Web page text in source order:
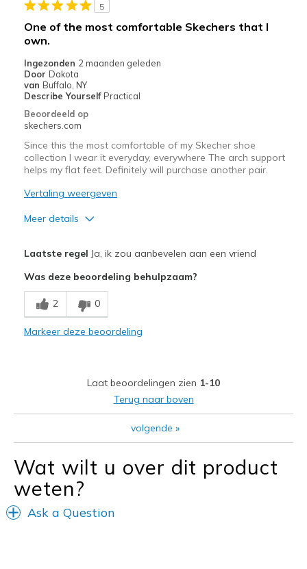
Casual Wear
Going Out
Width
Feels true to width
Sizing
5
One of the most comfortable Skechers that I
own.
Ingezonden 2 maanden geleden
Door Dakota
van Buffalo, NY
Describe Yourself Practical
Beoordeeld op
skechers.com
Since this the most comfortable of my Skecher shoe
collection I wear it everyday, everywhere The arch support
helps my flat feet. Definitely will purchase another pair.
Vertaling weergeven
Meer details
Breathe Well
Comfortable
Casual Wear
Going Out
Special Occasions
Laatste regel Ja, ik zou aanbevelen aan een vriend
Was deze beoordeling behulpzaam?
2 0
Markeer deze beoordeling
Laat beoordelingen zien 1-10
Terug naar boven
volgende »
Wat wilt u over dit product
weten?
Ask a Question